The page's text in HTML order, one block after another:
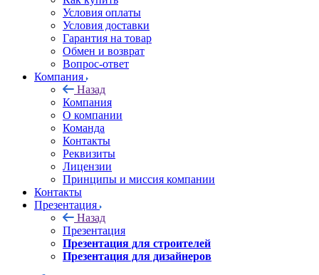
Условия оплаты
Условия доставки
Гарантия на товар
Обмен и возврат
Вопрос-ответ
Компания
Назад
Компания
О компании
Команда
Контакты
Реквизиты
Лицензии
Принципы и миссия компании
Контакты
Презентация
Назад
Презентация
Презентация для строителей
Презентация для дизайнеров